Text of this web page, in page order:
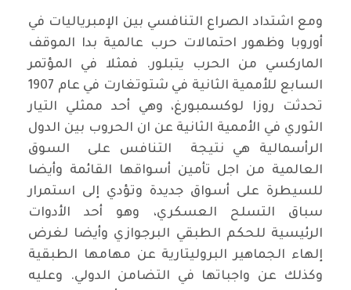
ومع اشتداد الصراع التنافسي بين الإمبرياليات في
أوروبا وظهور احتمالات حرب عالمية بدا الموقف
الماركسي من الحرب يتبلور. فمثلا في المؤتمر
السابع للأممية الثانية في شتوتغارت في عام 1907
تحدثت روزا لوكسمبورغ، وهي أحد ممثلي التيار
الثوري في الأممية الثانية عن ان الحروب بين الدول
الرأسمالية هي نتيجة التنافس على السوق
العالمية من اجل تأمين أسواقها القائمة وأيضا
للسيطرة على أسواق جديدة وتؤدي إلى استمرار
سباق التسلح العسكري، وهو أحد الأدوات
الرئيسية للحكم الطبقي البرجوازي وأيضا لغرض
إلهاء الجماهير البروليتارية عن مهامها الطبقية
وكذلك عن واجباتها في التضامن الدولي. وعليه